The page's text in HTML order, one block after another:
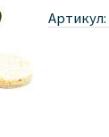
Артикул: